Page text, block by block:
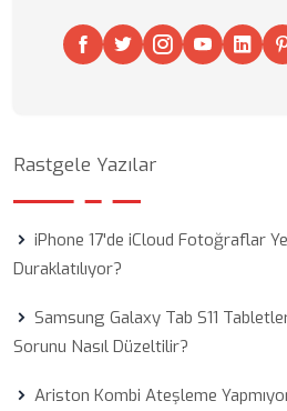
Rastgele Yazılar
iPhone 17'de iCloud Fotoğraflar
Duraklatılıyor?
Samsung Galaxy Tab S11
Sorunu Nasıl Düzeltilir?
Ariston Kombi Ateşleme